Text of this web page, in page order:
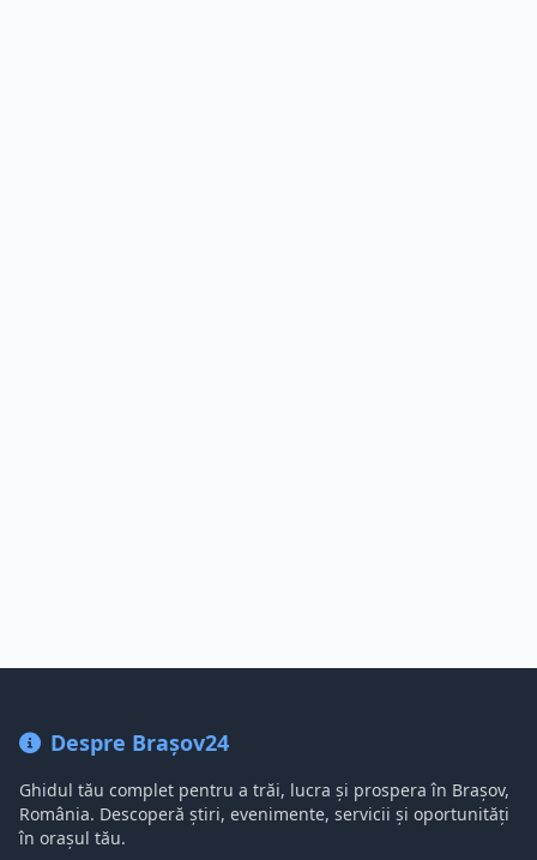
Despre Brașov24
Ghidul tău complet pentru a trăi, lucra și prospera în Brașov,
România. Descoperă știri, evenimente, servicii și oportunități
în orașul tău.